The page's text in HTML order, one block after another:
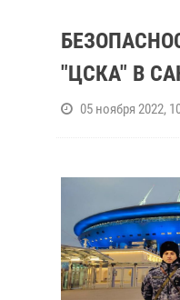
"ЦСКА" В
05 ноября 2022,